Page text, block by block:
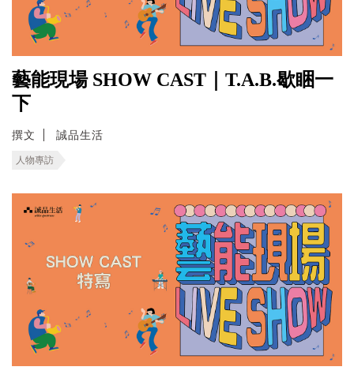
藝能現場 SHOW CAST｜T.A.B.歇睏一
下
撰文 誠品生活
人物專訪